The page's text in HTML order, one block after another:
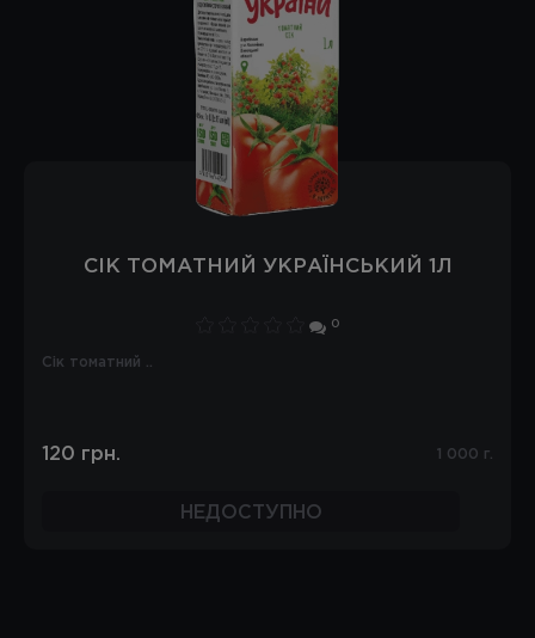
СІК ТОМАТНИЙ УКРАЇНСЬКИЙ 1Л
0
Сік томатний ..
120 грн. 1 000 г.
НЕДОСТУПНО